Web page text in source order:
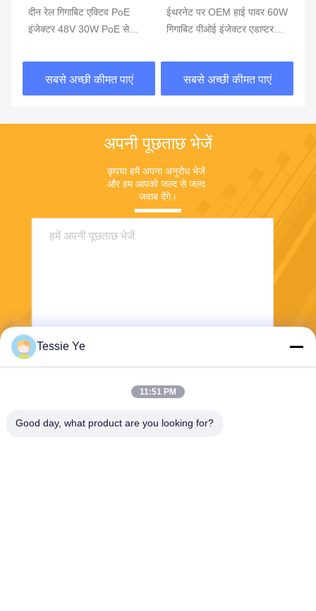
दीन रेल गिगाबिट एक्टिव PoE
इंजेक्टर 48V 30W PoE से
सबसे अच्छी कीमत पाएं
ईथरनेट पर OEM हाई पावर 60W
गिगाबिट पीओई इंजेक्टर एडाप्टर
सबसे अच्छी कीमत पाएं
अपनी पूछताछ भेजें
कृपया हमें अपना अनुरोध भेजें
और हम आपको जल्द से जल्द
जवाब देंगे।
Tessie Ye
11:51 PM
Good day, what product are you looking for?